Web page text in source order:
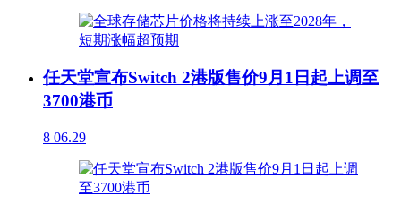
任天堂宣布Switch 2港版售价9月1日起上调至
3700港币
8 06.29